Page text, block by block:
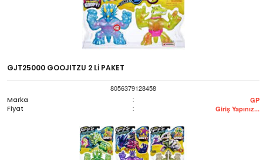
GJT25000 GOOJITZU 2 Lİ PAKET
8056379128458
Marka
: GP
Fiyat : Giriş Yapınız...